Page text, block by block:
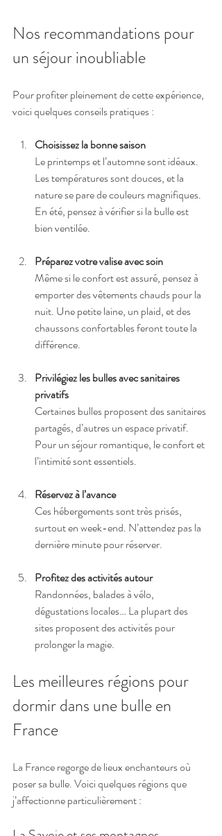
Nos recommandations pour
un séjour inoubliable
Pour profiter pleinement de cette expérience,
voici quelques conseils pratiques :
Choisissez la bonne saison
Le printemps et l’automne sont idéaux.
Les températures sont douces, et la
nature se pare de couleurs magnifiques.
En été, pensez à vérifier si la bulle est
bien ventilée.
Préparez votre valise avec soin
Même si le confort est assuré, pensez à
emporter des vêtements chauds pour la
nuit. Une petite laine, un plaid, et des
chaussons confortables feront toute la
différence.
Privilégiez les bulles avec sanitaires
privatifs
Certaines bulles proposent des sanitaires
partagés, d’autres un espace privatif.
Pour un séjour romantique, le confort et
l’intimité sont essentiels.
Réservez à l’avance
Ces hébergements sont très prisés,
surtout en week-end. N’attendez pas la
dernière minute pour réserver.
Profitez des activités autour
Randonnées, balades à vélo,
dégustations locales… La plupart des
sites proposent des activités pour
prolonger la magie.
Les meilleures régions pour
dormir dans une bulle en
France
La France regorge de lieux enchanteurs où
poser sa bulle. Voici quelques régions que
j’affectionne particulièrement :